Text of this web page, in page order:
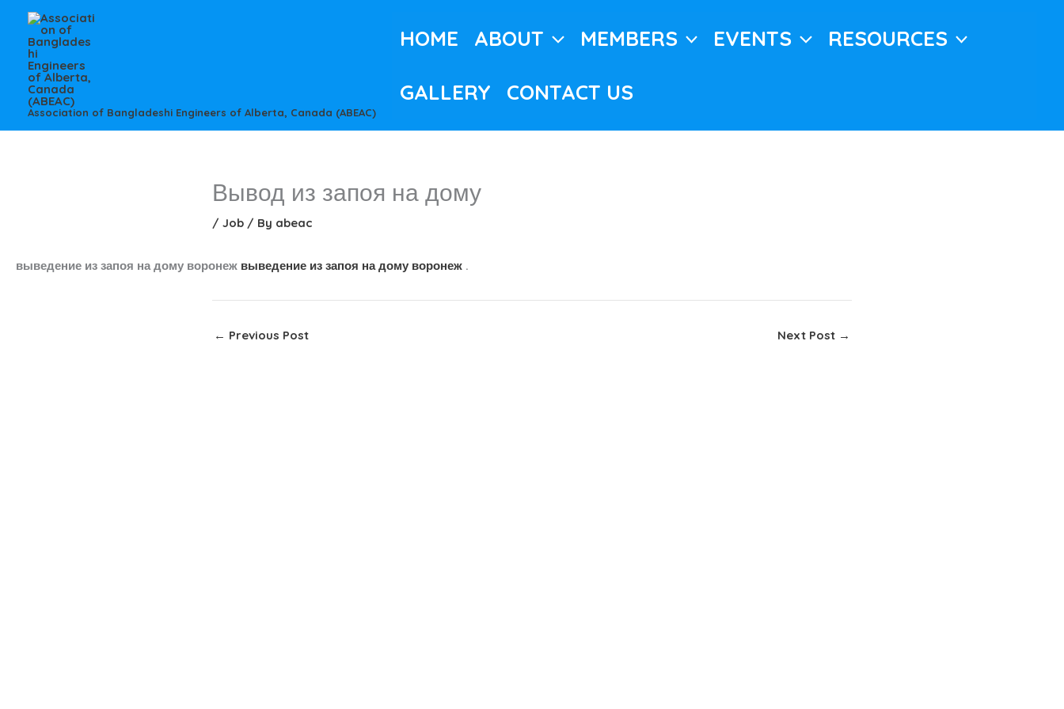
content
Association of Bangladeshi Engineers of Alberta, Canada (ABEAC)
HOME ABOUT MEMBERS EVENTS RESOURCES
GALLERY CONTACT US
Вывод из запоя на дому
/ Job / By abeac
выведение из запоя на дому воронеж выведение из запоя на дому воронеж .
← Previous Post Next Post →